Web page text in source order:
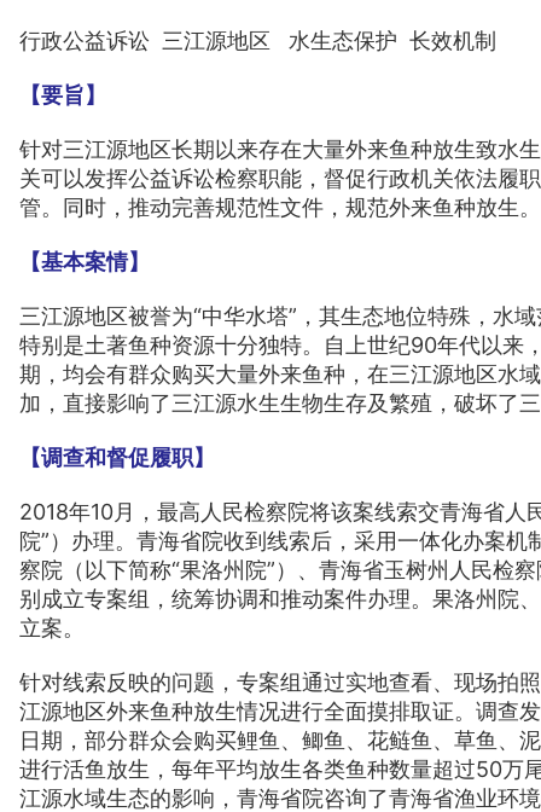
行政公益诉讼 三江源地区 水生态保护 长效机制
【要旨】
针对三江源地区长期以来存在大量外来鱼种放生致水
关可以发挥公益诉讼检察职能，督促行政机关依法履
管。同时，推动完善规范性文件，规范外来鱼种放生。
【基本案情】
三江源地区被誉为“中华水塔”，其生态地位特殊，水
特别是土著鱼种资源十分独特。 自上世纪90年代以来
期，均会有群众购买大量外来鱼种，在三江源地区水
加，直接影响了三江源水生生物生存及繁殖，破坏了
【调查和督促履职】
2018年10月，最高人民检察院将该案线索交青海省人
院”）办理。青海省院收到线索后，采用一体化办案机
察院（以下简称“果洛州院”）、青海省玉树州人民检
别成立专案组，统筹协调和推动案件办理。果洛州院
立案。
针对线索反映的问题，专案组通过实地查看、现场拍
江源地区外来鱼种放生情况进行全面摸排取证。调查
日期，部分群众会购买鲤鱼、鲫鱼、花鲢鱼、草鱼、
进行活鱼放生，每年平均放生各类鱼种数量超过50万
江源水域生态的影响，青海省院咨询了青海省渔业环